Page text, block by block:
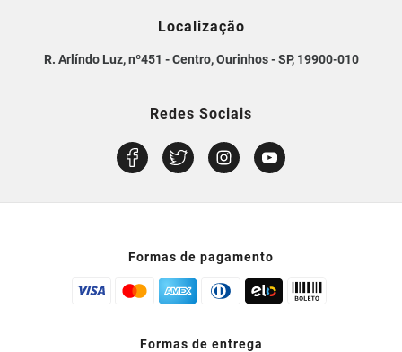
Localização
R. Arlíndo Luz, nº451 - Centro, Ourinhos - SP, 19900-010
Redes Sociais
Formas de pagamento
Formas de entrega